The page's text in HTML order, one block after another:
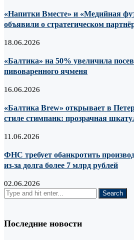
«Напитки Вместе» и «Медийная
объявили о стратегическом
18.06.2026
«Балтика» на 50% увеличила
пивоваренного ячменя
16.06.2026
«Балтика Brew» открывает в
стиле стимпанк: прозрачная
11.06.2026
ФНС требует обанкротить
из-за долга более 7 млрд рублей
02.06.2026
Последние новости